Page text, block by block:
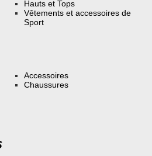
Hauts et Tops
Vêtements et accessoires de
Sport
Accessoires
Chaussures